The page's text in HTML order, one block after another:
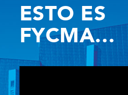
ESTO ES
FYCMA…